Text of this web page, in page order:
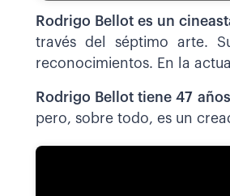
Rodrigo Bellot es un
través del séptimo arte.
reconocimientos. En la
Rodrigo Bellot tiene 47
pero, sobre todo, es un